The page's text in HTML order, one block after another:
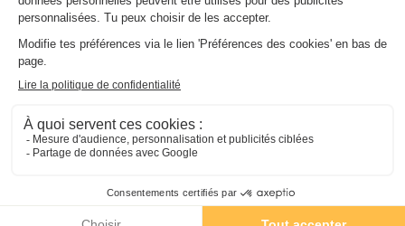
Ambiance familiale
Dans le bel arrière-pays de la Charente et à cinq minutes du village
de Saulgond se trouve le camping du Moulin du Pommier. Ce mini
camping est situé dans le centre de la France, près de Limoges. Le
Moulin du Pommier est un établissement à caractère familial,
milieu de la nature.